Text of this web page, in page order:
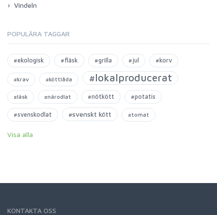
Vindeln
POPULÄRA TAGGAR
#ekologisk #fläsk #grilla #jul #korv
#krav #köttlåda #lokalproducerat
#läsk #närodlat #nötkött #potatis
#svenskodlat #svenskt kött #tomat
Visa alla
KONTAKTA OSS